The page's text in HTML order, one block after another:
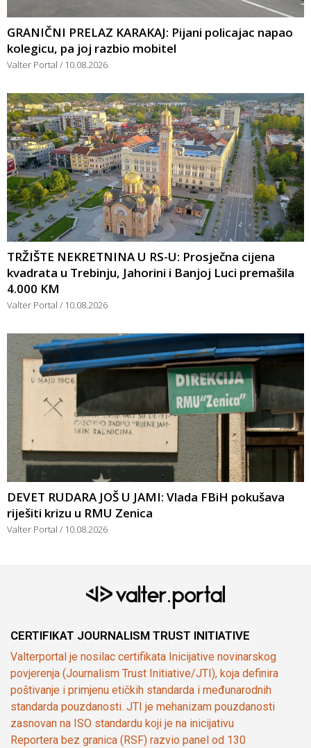
GRANIČNI PRELAZ KARAKAJ: Pijani policajac napao
kolegicu, pa joj razbio mobitel
Valter Portal 10.08.2026
TRŽIŠTE NEKRETNINA U RS-U: Prosječna cijena
kvadrata u Trebinju, Jahorini i Banjoj Luci premašila
4.000 KM
Valter Portal 10.08.2026
DEVET RUDARA JOŠ U JAMI: Vlada FBiH pokušava
riješiti krizu u RMU Zenica
Valter Portal 10.08.2026
CERTIFIKAT JOURNALISM TRUST INITIATIVE
Valterportal je nosilac certifikata Inicijative novinarskog
povjerenja (Journalism Trust Initiative/JTI), koja definira
poštivanje i primjenu etičkih standarda i međunarodnih
standarda pouzdanosti. JTI je mehanizam pouzdanosti
zasnovan na ISO standardu koji je na inicijativu
Reportera bez granica (RSF) razvio panel od 130